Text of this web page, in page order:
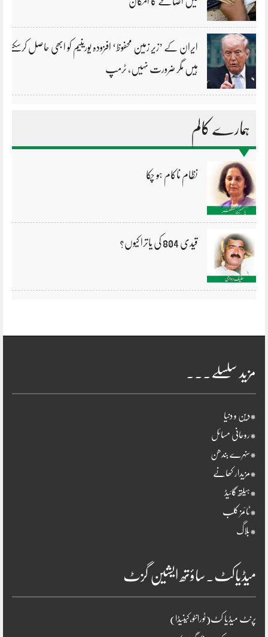
ایران کے ’زیر زمین محفوظ‘ افزودہ یورینیم کو ابھی حاصل کرسکتے
ہیں مگر ضرورت نہیں، ٹرمپ
ہمارے کالم
نظام ناکام ہو چکا
قیدی 804 کی یاترا کیوں؟
مزید سلسلے۔۔۔
*دین و دنیا
*روحانی مسائل
*سنہرے بندھن
*مزیدار کھانے
*ہیلتھ گائیڈ
*ٹائمز کلب
*بلاگ
میڈیاکٹ۔ساؤتھ ایشین گزٹ
پرنٹ میڈیا کٹ(ٹورانٹو،کینیڈا)